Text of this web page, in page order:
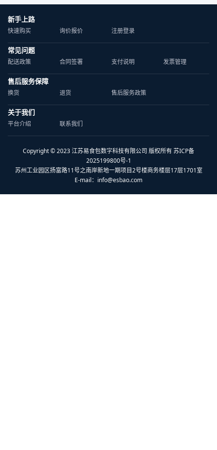
新手上路
快速购买 询价报价 注册登录
常见问题
配送政策 合同签署 支付说明 发票管理
售后服务保障
换货 退货 售后服务政策
关于我们
平台介绍 联系我们
Copyright © 2023 江苏易食包数字科技有限公司 版权所有 苏ICP备
2025199800号-1
苏州工业园区扬富路11号之南岸新地一期项目2号楼商务楼层17层1701室
E-mail： info@esbao.com